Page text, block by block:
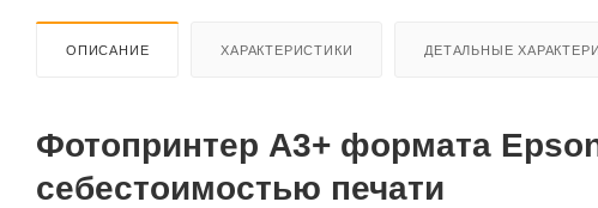
ОПИСАНИЕ ХАРАКТЕРИСТИКИ ДЕТАЛЬНЫЕ
Фотопринтер А3+ формата
себестоимостью печати